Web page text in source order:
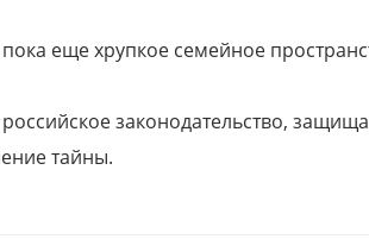
еще хрупкое семейное
законодательство,
тайны.